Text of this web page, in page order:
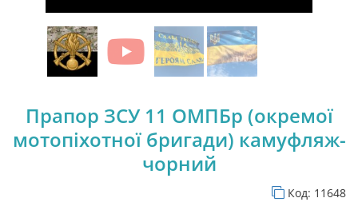
Прапор ЗСУ 11 ОМПБр (окремої
мотопіхотної бригади) камуфляж-
чорний
Код: 11648